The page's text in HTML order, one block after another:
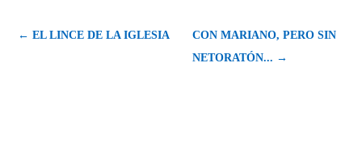
← EL LINCE DE LA IGLESIA
CON MARIANO, PERO SIN
NETORATÓN... →